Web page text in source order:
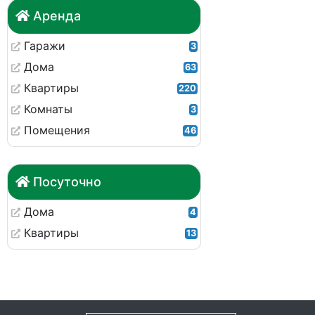
Аренда
Гаражи 3
Дома 63
Квартиры 220
Комнаты 3
Помещения 46
Посуточно
Дома 4
Квартиры 13